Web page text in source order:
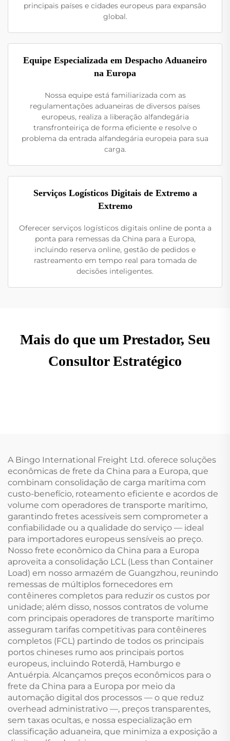
principais países e cidades europeus para expansão
global.
Equipe Especializada em Despacho Aduaneiro
na Europa
Nossa equipe está familiarizada com as
regulamentações aduaneiras de diversos países
europeus, realiza a liberação alfandegária
transfronteiriça de forma eficiente e resolve o
problema da entrada alfandegária europeia para sua
carga.
Serviços Logísticos Digitais de Extremo a
Extremo
Oferecer serviços logísticos digitais online de ponta a
ponta para remessas da China para a Europa,
incluindo reserva online, gestão de pedidos e
rastreamento em tempo real para tomada de
decisões inteligentes.
Mais do que um Prestador, Seu
Consultor Estratégico
A Bingo International Freight Ltd. oferece soluções
econômicas de frete da China para a Europa, que
combinam consolidação de carga marítima com
custo-benefício, roteamento eficiente e acordos de
volume com operadores de transporte marítimo,
garantindo fretes acessíveis sem comprometer a
confiabilidade ou a qualidade do serviço — ideal
para importadores europeus sensíveis ao preço.
Nosso frete econômico da China para a Europa
aproveita a consolidação LCL (Less than Container
Load) em nosso armazém de Guangzhou, reunindo
remessas de múltiplos fornecedores em
contêineres completos para reduzir os custos por
unidade; além disso, nossos contratos de volume
com principais operadores de transporte marítimo
asseguram tarifas competitivas para contêineres
completos (FCL) partindo de todos os principais
portos chineses rumo aos principais portos
europeus, incluindo Roterdã, Hamburgo e
Antuérpia. Alcançamos preços econômicos para o
frete da China para a Europa por meio da
automação digital dos processos — o que reduz
overhead administrativo —, preços transparentes,
sem taxas ocultas, e nossa especialização em
classificação aduaneira, que minimiza a exposição a